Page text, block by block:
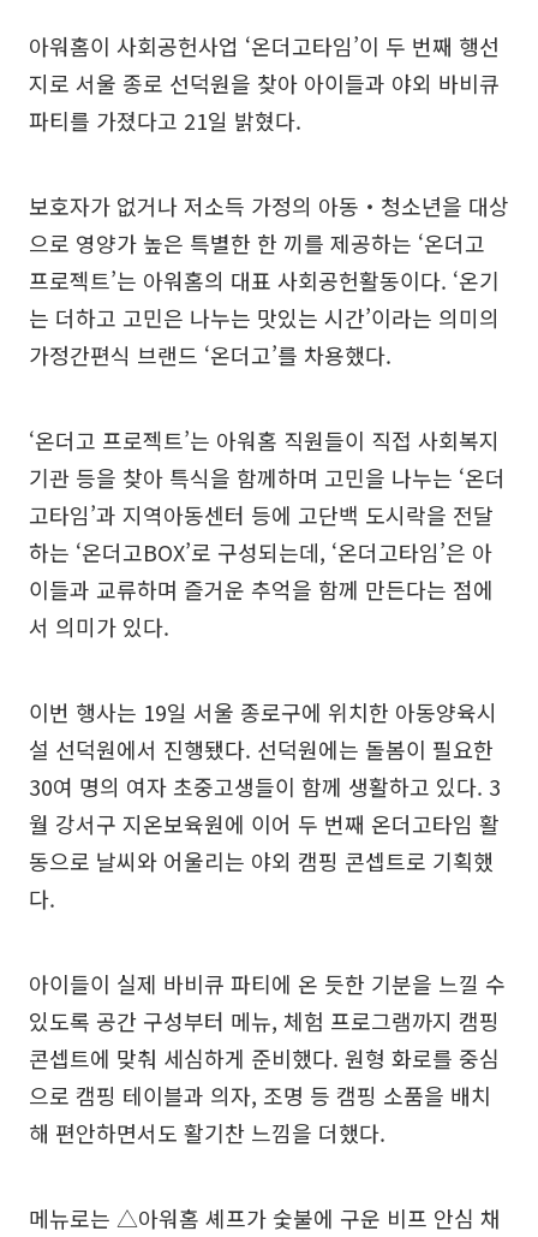
아워홈이 사회공헌사업 ‘온더고타임’이 두 번째 행선
지로 서울 종로 선덕원을 찾아 아이들과 야외 바비큐
파티를 가졌다고 21일 밝혔다.
보호자가 없거나 저소득 가정의 아동‧청소년을 대상
으로 영양가 높은 특별한 한 끼를 제공하는 ‘온더고
프로젝트’는 아워홈의 대표 사회공헌활동이다. ‘온기
는 더하고 고민은 나누는 맛있는 시간’이라는 의미의
가정간편식 브랜드 ‘온더고’를 차용했다.
‘온더고 프로젝트’는 아워홈 직원들이 직접 사회복지
기관 등을 찾아 특식을 함께하며 고민을 나누는 ‘온더
고타임’과 지역아동센터 등에 고단백 도시락을 전달
하는 ‘온더고BOX’로 구성되는데, ‘온더고타임’은 아
이들과 교류하며 즐거운 추억을 함께 만든다는 점에
서 의미가 있다.
이번 행사는 19일 서울 종로구에 위치한 아동양육시
설 선덕원에서 진행됐다. 선덕원에는 돌봄이 필요한
30여 명의 여자 초중고생들이 함께 생활하고 있다. 3
월 강서구 지온보육원에 이어 두 번째 온더고타임 활
동으로 날씨와 어울리는 야외 캠핑 콘셉트로 기획했
다.
아이들이 실제 바비큐 파티에 온 듯한 기분을 느낄 수
있도록 공간 구성부터 메뉴, 체험 프로그램까지 캠핑
콘셉트에 맞춰 세심하게 준비했다. 원형 화로를 중심
으로 캠핑 테이블과 의자, 조명 등 캠핑 소품을 배치
해 편안하면서도 활기찬 느낌을 더했다.
메뉴로는 △아워홈 셰프가 숯불에 구운 비프 안심 채